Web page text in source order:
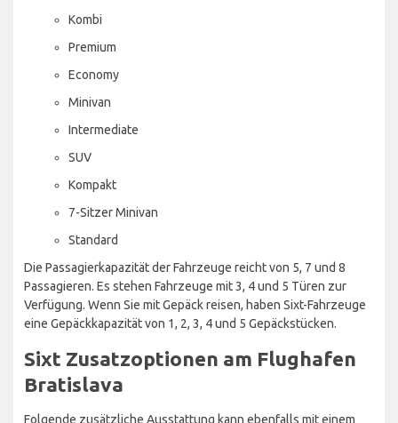
Kombi
Premium
Economy
Minivan
Intermediate
SUV
Kompakt
7-Sitzer Minivan
Standard
Die Passagierkapazität der Fahrzeuge reicht von 5, 7 und 8
Passagieren. Es stehen Fahrzeuge mit 3, 4 und 5 Türen zur
Verfügung. Wenn Sie mit Gepäck reisen, haben Sixt-Fahrzeuge
eine Gepäckkapazität von 1, 2, 3, 4 und 5 Gepäckstücken.
Sixt Zusatzoptionen am Flughafen
Bratislava
Folgende zusätzliche Ausstattung kann ebenfalls mit einem